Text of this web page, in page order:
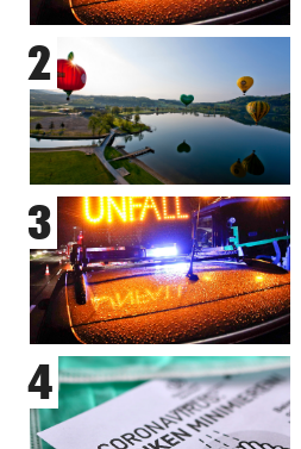
2
3
4